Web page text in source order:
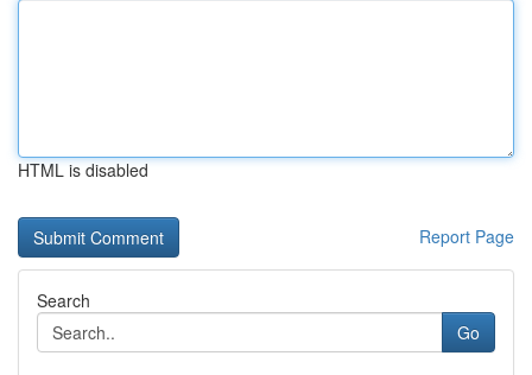
HTML is disabled
Report Page
Search
Go